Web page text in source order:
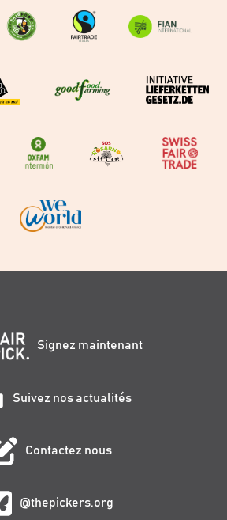
Signez maintenant
Suivez nos actualités
Contactez nous
@thepickers.org